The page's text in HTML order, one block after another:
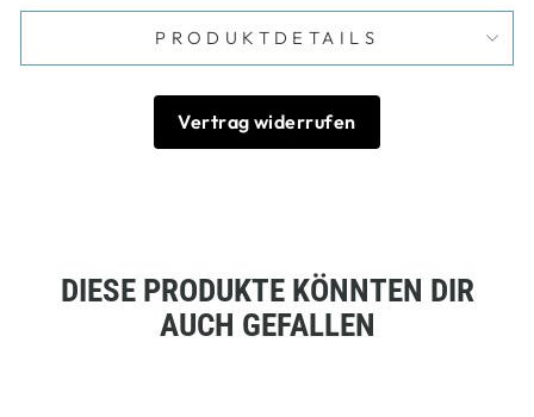
PRODUKTDETAILS
Vertrag widerrufen
DIESE PRODUKTE KÖNNTEN DIR
AUCH GEFALLEN